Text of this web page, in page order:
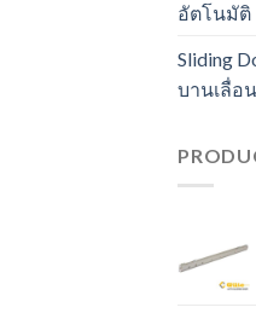
อัตโนมัติ
Sliding
บานเลื่อน